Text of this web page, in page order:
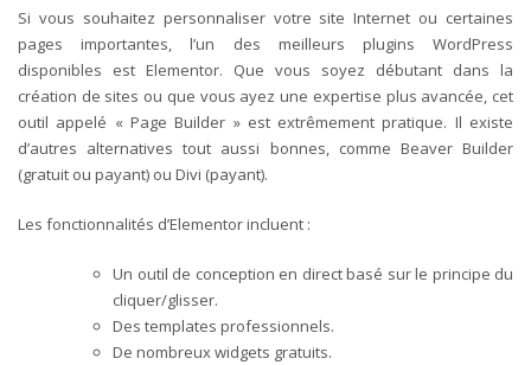
Si vous souhaitez personnaliser votre site Internet ou certaines
pages importantes, l’un des meilleurs plugins WordPress
disponibles est Elementor. Que vous soyez débutant dans la
création de sites ou que vous ayez une expertise plus avancée, cet
outil appelé « Page Builder » est extrêmement pratique. Il existe
d’autres alternatives tout aussi bonnes, comme Beaver Builder
(gratuit ou payant) ou Divi (payant).
Les fonctionnalités d’Elementor incluent :
Un outil de conception en direct basé sur le principe du
cliquer/glisser.
Des templates professionnels.
De nombreux widgets gratuits.